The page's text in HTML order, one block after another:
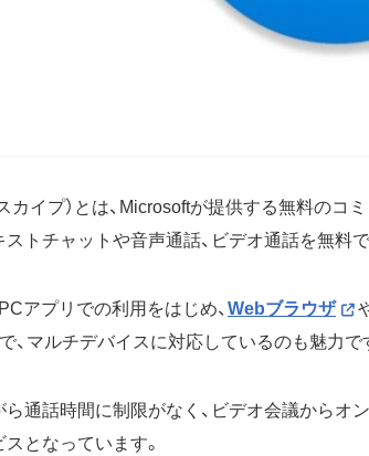
カイプ）とは、Microsoftが提供する無料の
ストチャットや音声通話、ビデオ通話を無料で
アプリでの利用をはじめ、 Webブラウザ
、マルチデバイスに対応しているのも魅力で
ら通話時間に制限がなく、ビデオ会議からオ
スとなっています。